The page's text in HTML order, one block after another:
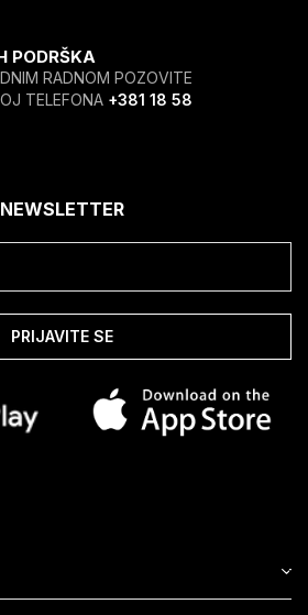
PODRŠKA
RADNOM POZOVITE
TELEFONA +381 18 58
NEWSLETTER
PRIJAVITE SE